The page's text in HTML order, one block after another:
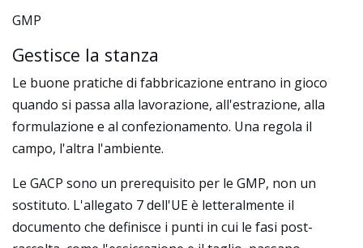
GMP
Gestisce la stanza
Le buone pratiche di fabbricazione entrano in gioco
quando si passa alla lavorazione, all'estrazione, alla
formulazione e al confezionamento. Una regola il
campo, l'altra l'ambiente.
Le GACP sono un prerequisito per le GMP, non un
sostituto. L'allegato 7 dell'UE è letteralmente il
documento che definisce i punti in cui le fasi post-